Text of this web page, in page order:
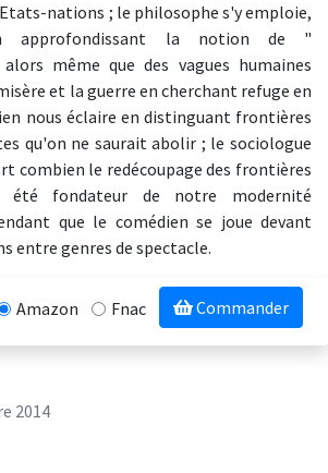
nations ; le philosophe s'y emploie,
approfondissant la notion de "
même que des vagues humaines
et la guerre en cherchant refuge en
nous éclaire en distinguant frontières
qu'on ne saurait abolir ; le sociologue
combien le redécoupage des frontières
été fondateur de notre modernité
que le comédien se joue devant
entre genres de spectacle.
Amazon Fnac Commander
2014